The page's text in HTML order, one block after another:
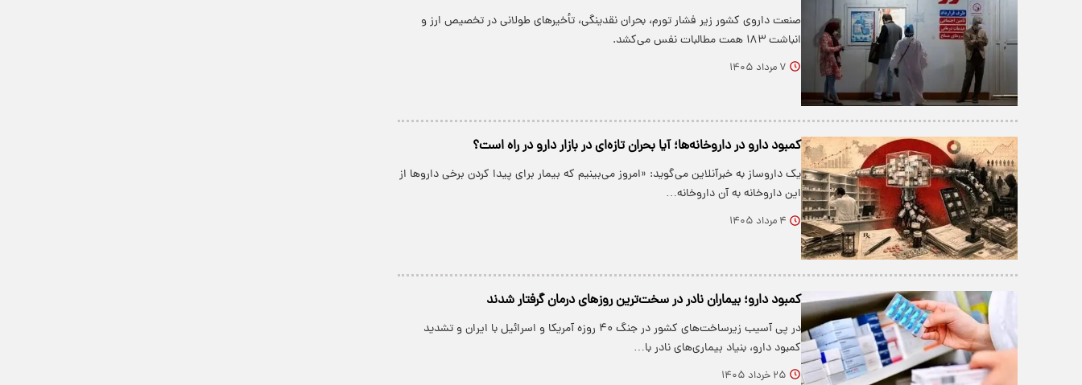
صنعت داروی کشور زیر فشار تورم، بحران نقدینگی، تأخیرهای طولانی در تخصیص ارز و
انباشت ۱۸۳ همت مطالبات نفس می‌کشد.
۷ مرداد ۱۴۰۵
کمبود دارو در داروخانه‌ها؛ آیا بحران تازه‌ای در بازار دارو در راه است؟
یک داروساز به خبرآنلاین می‌گوید: «امروز می‌بینیم که بیمار برای پیدا کردن برخی داروها از
این داروخانه به آن داروخانه…
۴ مرداد ۱۴۰۵
کمبود دارو؛ بیماران نادر در سخت‌ترین روزهای درمان گرفتار شدند
در پی آسیب زیرساخت‌های کشور در جنگ ۴۰ روزه آمریکا و اسرائیل با ایران و تشدید
کمبود دارو، بنیاد بیماری‌های نادر با…
۲۵ خرداد ۱۴۰۵